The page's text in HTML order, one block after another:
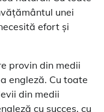
unei
efort și
provin din medii
engleză. Cu toate
din medii
cu succes, cu